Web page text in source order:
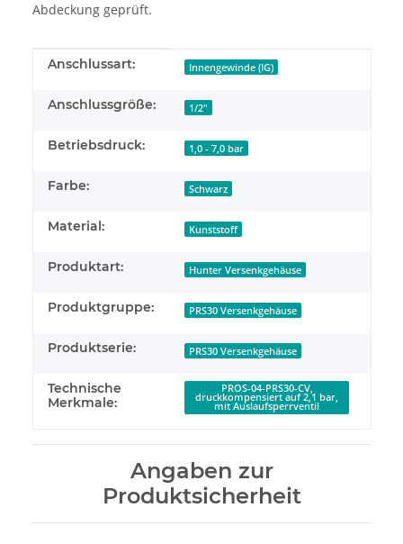
Abdeckung geprüft.
Produkteigenschaft
Wert
Anschlussart: Innengewinde (IG)
Anschlussgröße: 1/2"
Betriebsdruck: 1,0 - 7,0 bar
Farbe: Schwarz
Material: Kunststoff
Produktart: Hunter Versenkgehäuse
Produktgruppe: PRS30 Versenkgehäuse
Produktserie: PRS30 Versenkgehäuse
Technische
Merkmale:
PROS-04-PRS30-CV,
druckkompensiert auf 2,1 bar,
mit Auslaufsperrventil
Angaben zur
Produktsicherheit